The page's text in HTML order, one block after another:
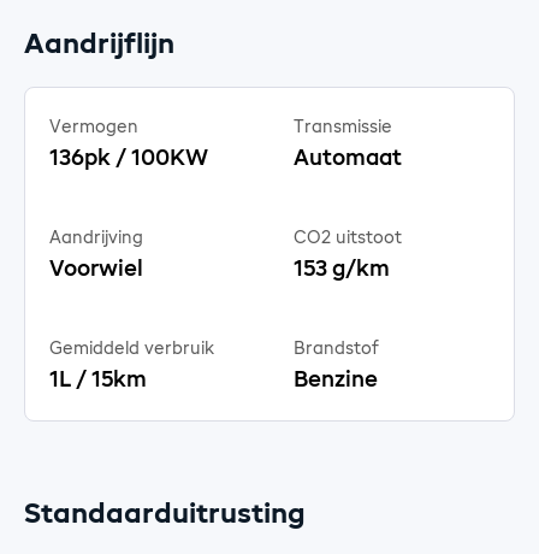
Aandrijflijn
Vermogen
136pk / 100KW
Transmissie
Automaat
Aandrijving
Voorwiel
CO2 uitstoot
153 g/km
Gemiddeld verbruik
1L / 15km
Brandstof
Benzine
Standaarduitrusting